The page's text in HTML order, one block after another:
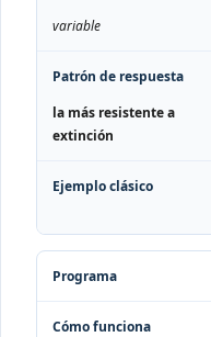
variable
la más resistente a
extinción